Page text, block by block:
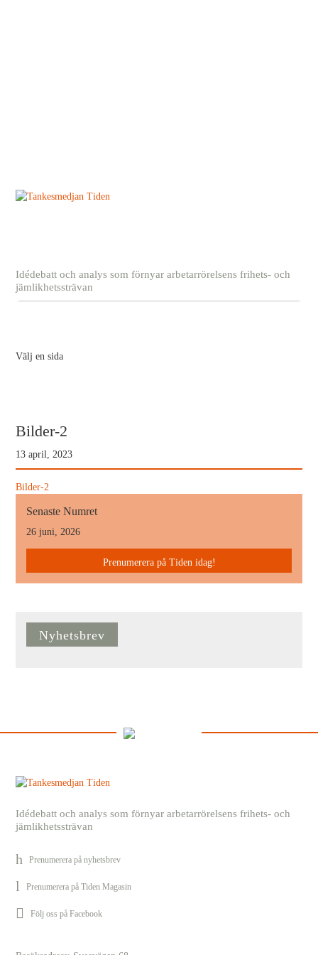
Idédebatt och analys som förnyar arbetarrörelsens frihets- och
jämlikhetssträvan
Välj en sida
Bilder-2
13 april, 2023
Bilder-2
Senaste Numret
26 juni, 2026
Prenumerera på Tiden idag!
Nyhetsbrev
Idédebatt och analys som förnyar arbetarrörelsens frihets- och
jämlikhetssträvan
Prenumerera på nyhetsbrev
Prenumerera på Tiden Magasin
Följ oss på Facebook